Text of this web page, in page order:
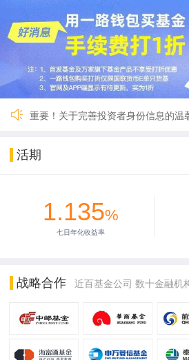
关于一路财富（深圳）基金销售有
国寿安保鑫钱包货币A暂停交易
国联货币E 9月27日暂停服务
【重要】一路财富暂停服务3小时
2024年劳动节假期安排公告
2024年春节假期安排公告
【重要】关于暂停新用户注册的公告
重要！关于完善投资者身份信息的温
国寿安保鑫钱包货币A暂停交易
国联货币E 9月27日暂停服务
2024年春节假期安排公告
【重要】关于暂停新用户注册的公告
重要！关于完善投资者身份信息的温
活期
1.135%
七日年化收益率
战略合作 近百基金公司 数十金融机